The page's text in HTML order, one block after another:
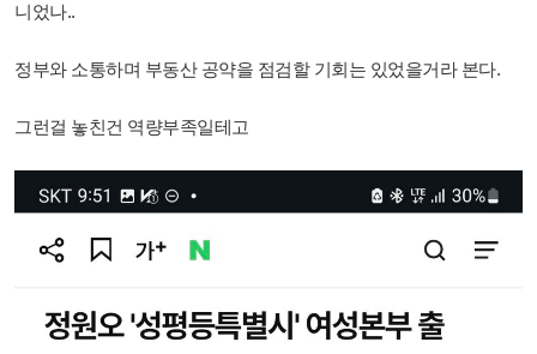
니었나..
정부와 소통하며 부동산 공약을 점검할 기회는 있었을거라 본다.
그런걸 놓친건 역량부족일테고